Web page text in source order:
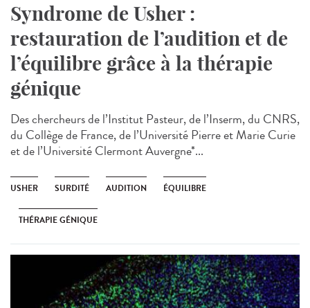
Syndrome de Usher :
restauration de l’audition et de
l’équilibre grâce à la thérapie
génique
Des chercheurs de l’Institut Pasteur, de l’Inserm, du CNRS,
du Collège de France, de l’Université Pierre et Marie Curie
et de l’Université Clermont Auvergne*...
USHER SURDITÉ AUDITION ÉQUILIBRE
THÉRAPIE GÉNIQUE